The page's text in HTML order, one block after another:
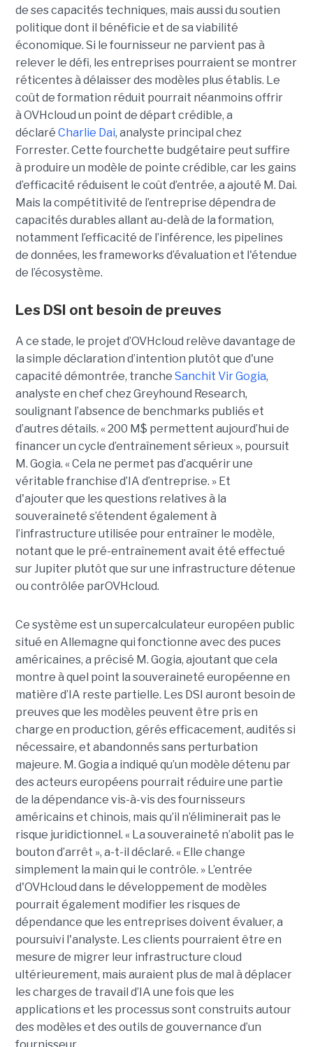
de ses capacités techniques, mais aussi du soutien
politique dont il bénéficie et de sa viabilité
économique. Si le fournisseur ne parvient pas à
relever le défi, les entreprises pourraient se montrer
réticentes à délaisser des modèles plus établis. Le
coût de formation réduit pourrait néanmoins offrir
à OVHcloud un point de départ crédible, a
déclaré Charlie Dai, analyste principal chez
Forrester. Cette fourchette budgétaire peut suffire
à produire un modèle de pointe crédible, car les gains
d’efficacité réduisent le coût d’entrée, a ajouté M. Dai.
Mais la compétitivité de l’entreprise dépendra de
capacités durables allant au-delà de la formation,
notamment l’efficacité de l’inférence, les pipelines
de données, les frameworks d’évaluation et l'étendue
de l’écosystème.
Les DSI ont besoin de preuves
A ce stade, le projet d’OVHcloud relève davantage de
la simple déclaration d’intention plutôt que d'une
capacité démontrée, tranche Sanchit Vir Gogia,
analyste en chef chez Greyhound Research,
soulignant l’absence de benchmarks publiés et
d’autres détails. « 200 M$ permettent aujourd’hui de
financer un cycle d’entraînement sérieux », poursuit
M. Gogia. « Cela ne permet pas d’acquérir une
véritable franchise d’IA d’entreprise. »Et
d'ajouterque les questions relatives à la
souveraineté s’étendent également à
l’infrastructure utilisée pour entraîner le modèle,
notant que le pré-entraînement avait été effectué
sur Jupiter plutôt que sur une infrastructure détenue
ou contrôlée parOVHcloud.
Ce système est un supercalculateur européen public
situé en Allemagne qui fonctionne avec des puces
américaines, a précisé M. Gogia, ajoutant que cela
montre à quel point la souveraineté européenne en
matière d’IA reste partielle. Les DSI auront besoin de
preuves que les modèles peuvent être pris en
charge en production, gérés efficacement, audités si
nécessaire, et abandonnés sans perturbation
majeure. M. Gogia a indiqué qu’un modèle détenu par
des acteurs européens pourrait réduire une partie
de la dépendance vis-à-vis des fournisseurs
américains et chinois, mais qu’il n’éliminerait pas le
risque juridictionnel. « La souveraineté n’abolit pas le
bouton d’arrêt », a-t-il déclaré. « Elle change
simplement la main qui le contrôle. » L’entrée
d'OVHcloud dans le développement de modèles
pourrait également modifier les risques de
dépendance que les entreprises doivent évaluer, a
poursuivi l'analyste. Les clients pourraient être en
mesure de migrer leur infrastructure cloud
ultérieurement, mais auraient plus de mal à déplacer
les charges de travail d’IA une fois que les
applications et les processus sont construits autour
des modèles et des outils de gouvernance d’un